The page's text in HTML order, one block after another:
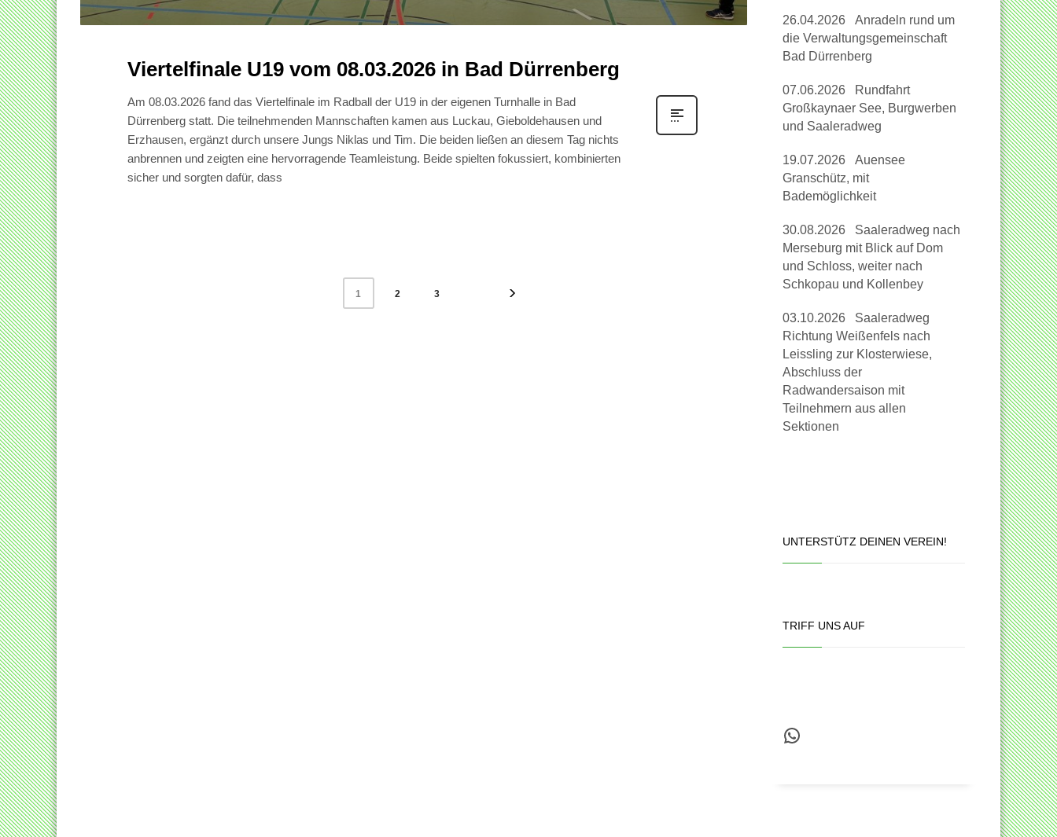
Viertelfinale U19 vom 08.03.2026 in Bad Dürrenberg
Am 08.03.2026 fand das Viertelfinale im Radball der U19 in der eigenen Turnhalle in Bad
Dürrenberg statt. Die teilnehmenden Mannschaften kamen aus Luckau, Gieboldehausen und
Erzhausen, ergänzt durch unsere Jungs Niklas und Tim. Die beiden ließen an diesem Tag nichts
anbrennen und zeigten eine hervorragende Teamleistung. Beide spielten fokussiert, kombinierten
sicher und sorgten dafür, dass
1 2 3
26.04.2026 Anradeln rund um
die Verwaltungsgemeinschaft
Bad Dürrenberg
07.06.2026 Rundfahrt
Großkaynaer See, Burgwerben
und Saaleradweg
19.07.2026 Auensee
Granschütz, mit
Bademöglichkeit
30.08.2026 Saaleradweg nach
Merseburg mit Blick auf Dom
und Schloss, weiter nach
Schkopau und Kollenbey
03.10.2026 Saaleradweg
Richtung Weißenfels nach
Leissling zur Klosterwiese,
Abschluss der
Radwandersaison mit
Teilnehmern aus allen
Sektionen
UNTERSTÜTZ DEINEN VEREIN!
TRIFF UNS AUF
WhatsApp